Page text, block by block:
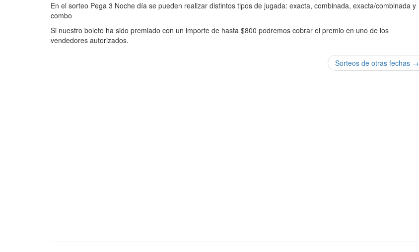
En el sorteo Pega 3 Noche día se pueden realizar distintos tipos de jugada: exacta, combinada, exacta/combinada y
combo
Si nuestro boleto ha sido premiado con un importe de hasta $800 podremos cobrar el premio en uno de los
vendedores autorizados.
Sorteos de otras fechas →